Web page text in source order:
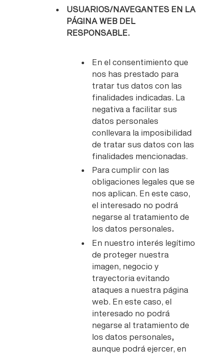
USUARIOS/NAVEGANTES EN LA
PÁGINA WEB DEL
RESPONSABLE.
En el consentimiento que
nos has prestado para
tratar tus datos con las
finalidades indicadas. La
negativa a facilitar sus
datos personales
conllevara la imposibilidad
de tratar sus datos con las
finalidades mencionadas.
Para cumplir con las
obligaciones legales que se
nos aplican. En este caso,
el interesado no podrá
negarse al tratamiento de
los datos personales.
En nuestro interés legítimo
de proteger nuestra
imagen, negocio y
trayectoria evitando
ataques a nuestra página
web. En este caso, el
interesado no podrá
negarse al tratamiento de
los datos personales,
aunque podrá ejercer, en